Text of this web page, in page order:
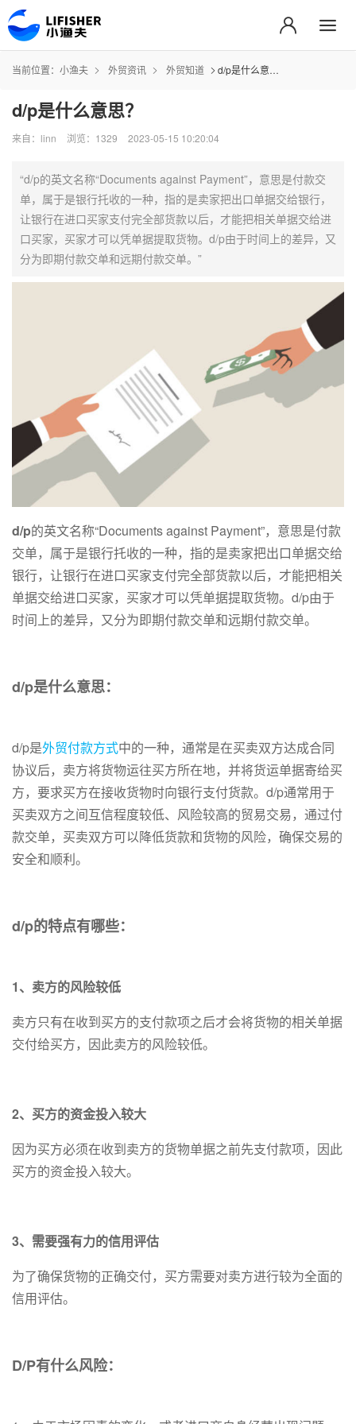
当前位置： 小渔夫 外贸资讯 外贸知道 d/p是什么意思？
d/p是什么意思？
来自：linn 浏览：1329 2023-05-15 10:20:04
“d/p的英文名称“Documents against Payment”，意思是付款交
单，属于是银行托收的一种，指的是卖家把出口单据交给银行，
让银行在进口买家支付完全部货款以后，才能把相关单据交给进
口买家，买家才可以凭单据提取货物。d/p由于时间上的差异，又
分为即期付款交单和远期付款交单。”
d/p的英文名称“Documents against Payment”，意思是付款
交单，属于是银行托收的一种，指的是卖家把出口单据交给
银行，让银行在进口买家支付完全部货款以后，才能把相关
单据交给进口买家，买家才可以凭单据提取货物。d/p由于
时间上的差异，又分为即期付款交单和远期付款交单。
d/p是什么意思：
d/p是外贸付款方式中的一种，通常是在买卖双方达成合同
协议后，卖方将货物运往买方所在地，并将货运单据寄给买
方，要求买方在接收货物时向银行支付货款。d/p通常用于
买卖双方之间互信程度较低、风险较高的贸易交易，通过付
款交单，买卖双方可以降低货款和货物的风险，确保交易的
安全和顺利。
d/p的特点有哪些：
1、卖方的风险较低
卖方只有在收到买方的支付款项之后才会将货物的相关单据
交付给买方，因此卖方的风险较低。
2、买方的资金投入较大
因为买方必须在收到卖方的货物单据之前先支付款项，因此
买方的资金投入较大。
3、需要强有力的信用评估
为了确保货物的正确交付，买方需要对卖方进行较为全面的
信用评估。
D/P有什么风险：